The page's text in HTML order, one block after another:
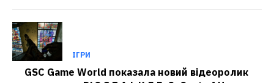
ІГРИ
GSC Game World показала новий відеоролик